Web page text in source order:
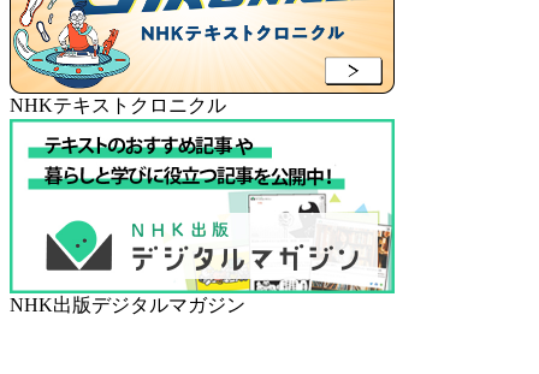
NHKテキストクロニクル
NHK出版デジタルマガジン